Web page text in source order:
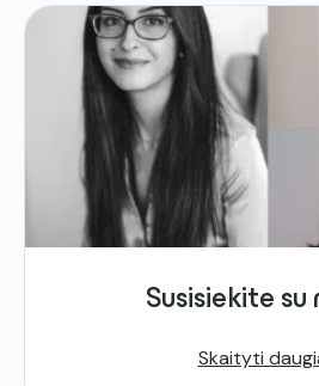
Susisiekite su
Skaityti